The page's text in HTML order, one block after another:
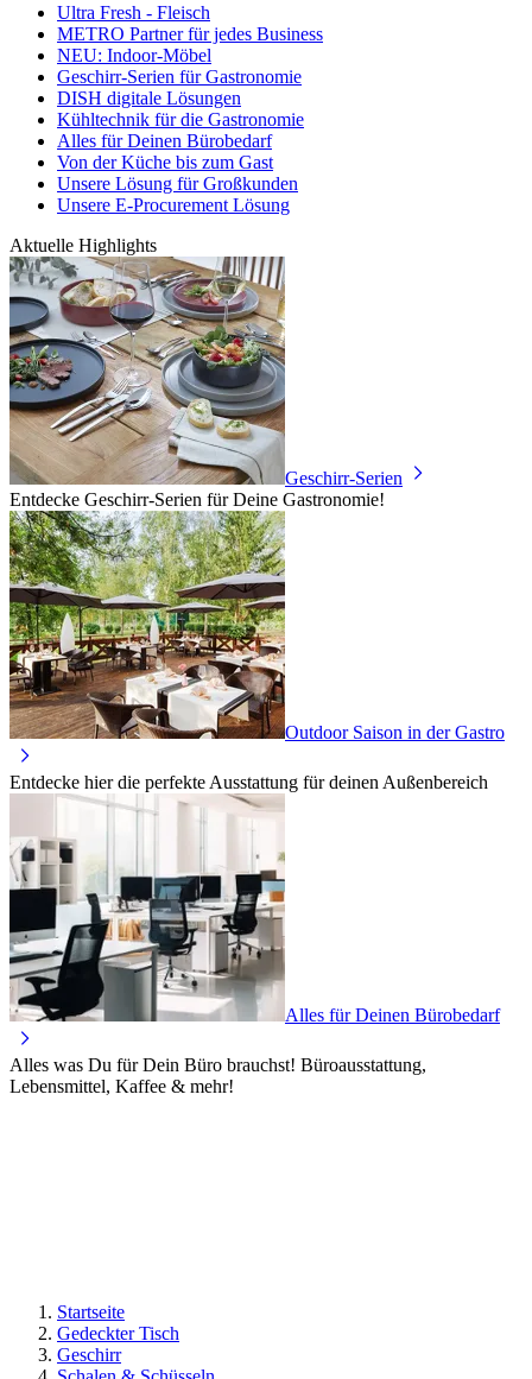
Ultra Fresh - Fleisch
METRO Partner für jedes Business
NEU: Indoor-Möbel
Geschirr-Serien für Gastronomie
DISH digitale Lösungen
Kühltechnik für die Gastronomie
Alles für Deinen Bürobedarf
Von der Küche bis zum Gast
Unsere Lösung für Großkunden
Unsere E-Procurement Lösung
Aktuelle Highlights
Geschirr-Serien
Entdecke Geschirr-Serien für Deine Gastronomie!
Outdoor Saison in der Gastro
Entdecke hier die perfekte Ausstattung für deinen Außenbereich
Alles für Deinen Bürobedarf
Alles was Du für Dein Büro brauchst! Büroausstattung,
Lebensmittel, Kaffee & mehr!
Startseite
Gedeckter Tisch
Geschirr